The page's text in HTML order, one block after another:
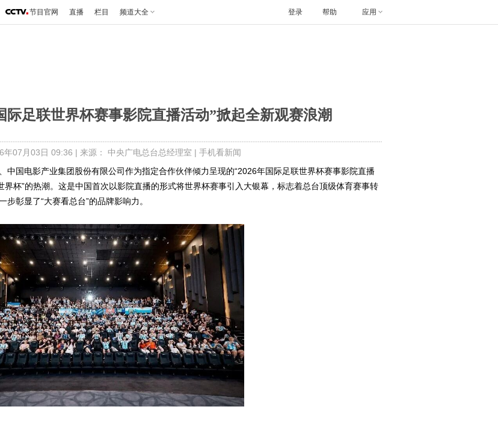
节目官网 直播 栏目 频道大全 帮助 应用
登录
际足联世界杯赛事影院直播活动”掀起全新观赛浪潮
年07月03日 09:36 | 来源： 中央广电总台总经理室 | 手机看新闻
中国电影产业集团股份有限公司作为指定合作伙伴倾力呈现的“2026年国际足联世界杯赛事影院直播
界杯”的热潮。这是中国首次以影院直播的形式将世界杯赛事引入大银幕，标志着总台顶级体育赛事转
彰显了“大赛看总台”的品牌影响力。